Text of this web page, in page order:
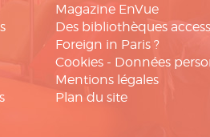
Magazine EnVue
Des bibliothèques
Foreign in Paris ?
Cookies - Données
Mentions légales
Plan du site